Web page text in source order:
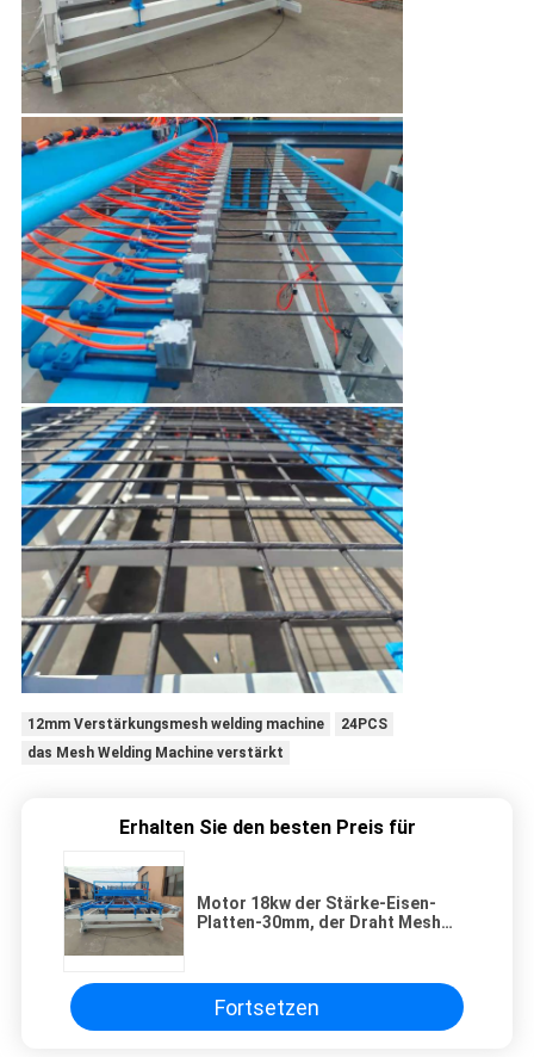
12mm Verstärkungsmesh welding machine
24PCS
das Mesh Welding Machine verstärkt
Erhalten Sie den besten Preis für
Motor 18kw der Stärke-Eisen-
Platten-30mm, der Draht Mesh
Fortsetzen